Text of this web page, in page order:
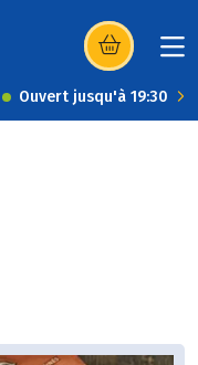
(s’ouvre dans
Ouvert jusqu'à 19:30